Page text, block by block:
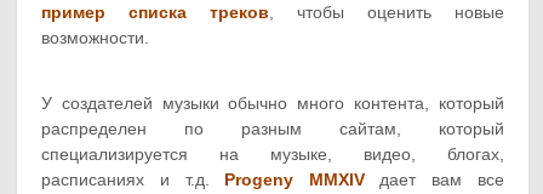
пример списка треков , чтобы оценить новые
возможности.
У создателей музыки обычно много контента, который
распределен по разным сайтам, который
специализируется на музыке, видео, блогах,
расписаниях и т.д. Progeny MMXIVдает вам все